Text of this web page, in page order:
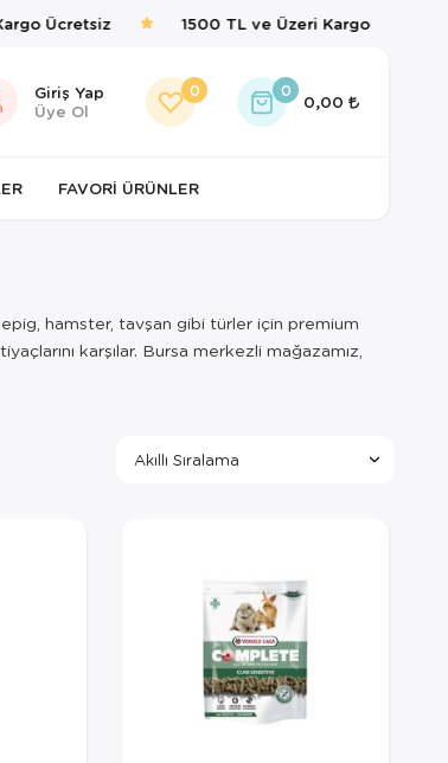
Ücretsiz 1500 TL ve Üzeri Kargo Ücretsiz
Giriş Yap
Üye Ol
0 0
0,00
FAVORI ÜRÜNLER
hamster, tavşan gibi türler için premium
karşılar. Bursa merkezli mağazamız,